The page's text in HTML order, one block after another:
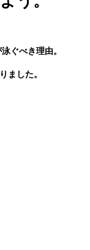
ぐべき理由。
ました。